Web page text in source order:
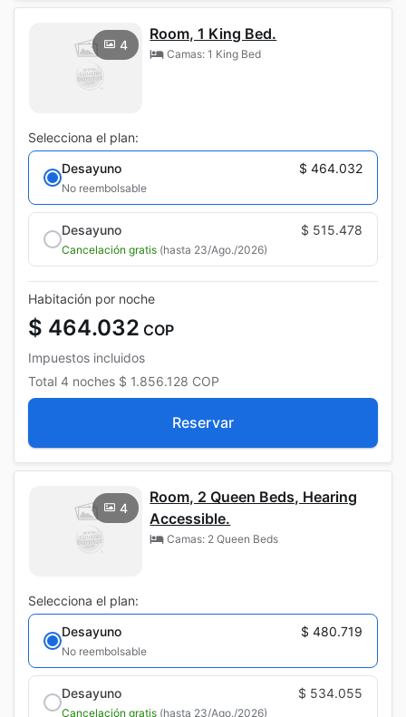
4
Room, 1 King Bed.
Camas: 1 King Bed
Selecciona el plan:
Desayuno
$ 464.032
No reembolsable
Desayuno $ 515.478
Cancelación gratis (hasta 23/Ago./2026)
Habitación por noche
$ 464.032 COP
Impuestos incluidos
Total 4 noches $ 1.856.128 COP
Reservar
4
Room, 2 Queen Beds, Hearing
Accessible.
Camas: 2 Queen Beds
Selecciona el plan:
Desayuno
$ 480.719
No reembolsable
Desayuno $ 534.055
Cancelación gratis (hasta 23/Ago./2026)